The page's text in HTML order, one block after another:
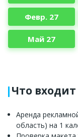
Февр. 27
Май 27
Что
Аренда
область) на 1